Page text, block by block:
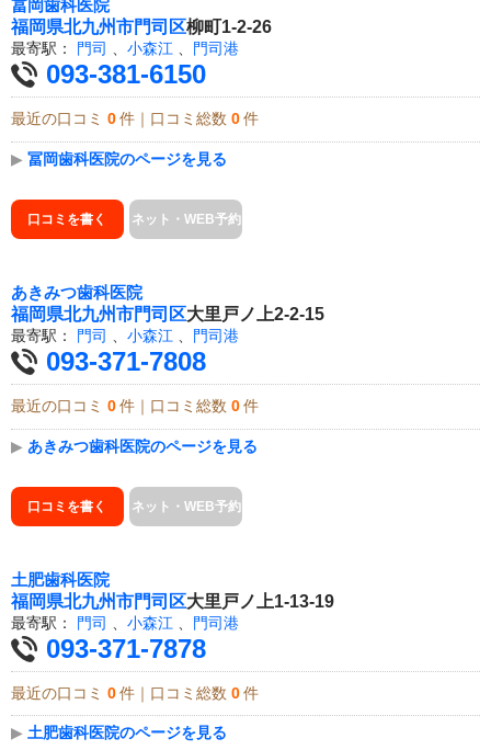
冨岡歯科医院
福岡県北九州市門司区柳町1-2-26
最寄駅： 門司 小森江 門司港
093-381-6150
最近の口コミ 0 件｜口コミ総数 0 件
▶ 冨岡歯科医院のページを見る
口コミを書く ネット・WEB予約
あきみつ歯科医院
福岡県北九州市門司区大里戸ノ上2-2-15
最寄駅： 門司 小森江 門司港
093-371-7808
最近の口コミ 0 件｜口コミ総数 0 件
▶ あきみつ歯科医院のページを見る
口コミを書く ネット・WEB予約
土肥歯科医院
福岡県北九州市門司区大里戸ノ上1-13-19
最寄駅： 門司 小森江 門司港
093-371-7878
最近の口コミ 0 件｜口コミ総数 0 件
▶ 土肥歯科医院のページを見る